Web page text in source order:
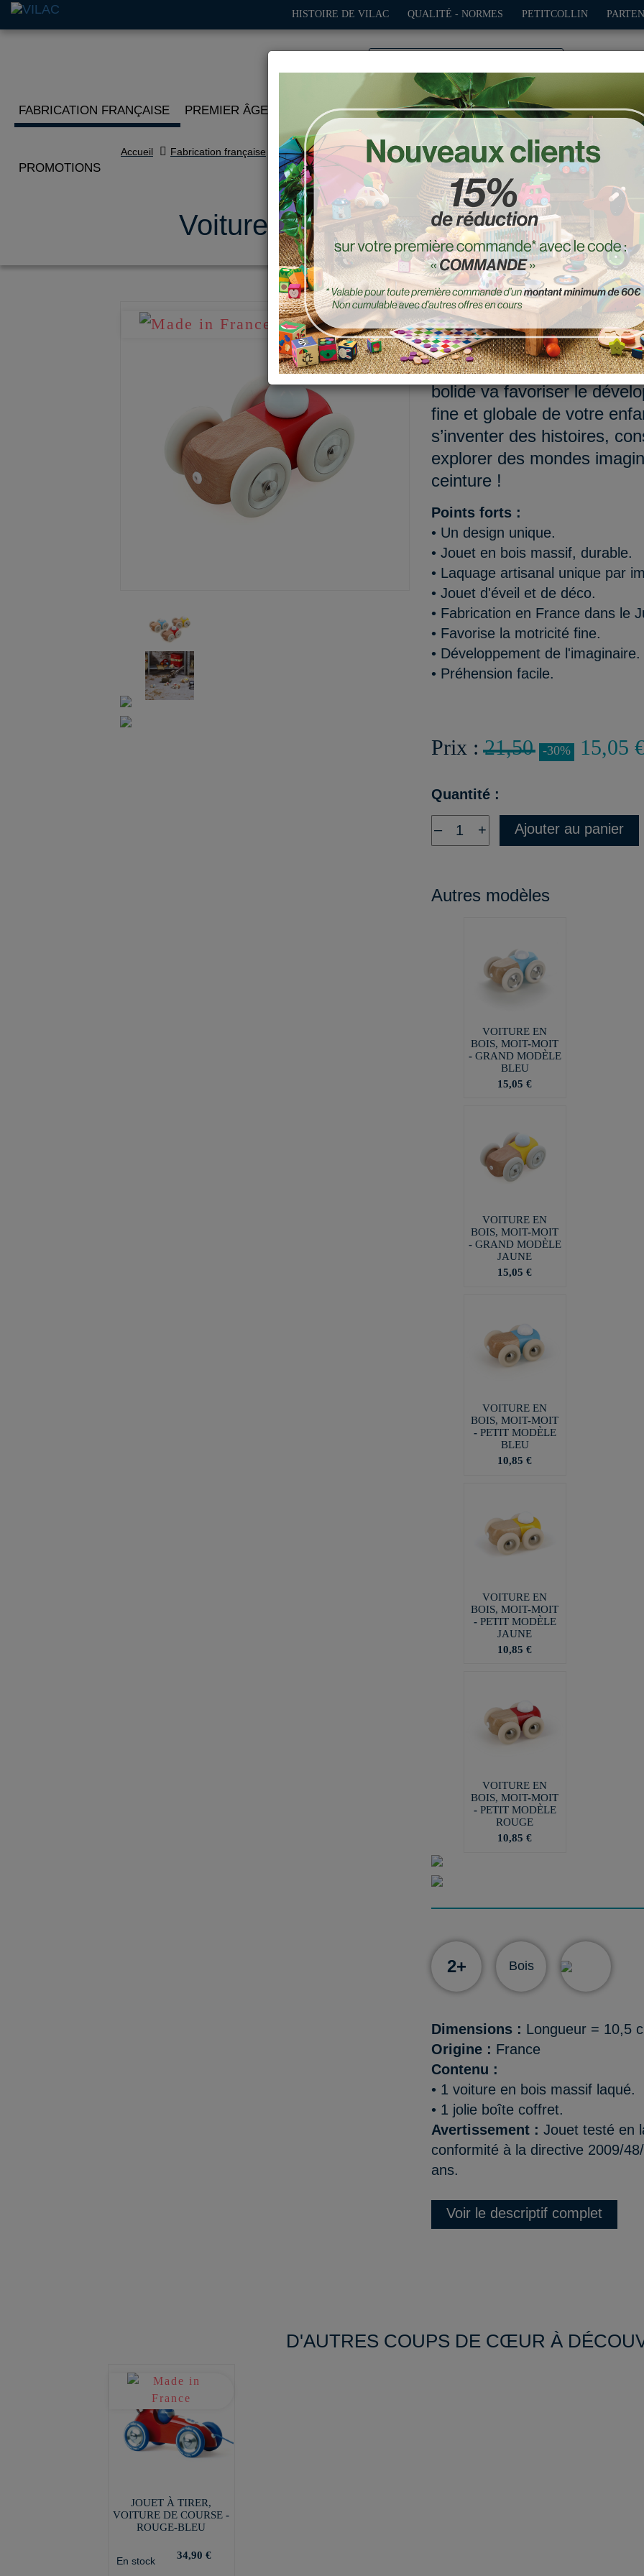
HISTOIRE DE VILAC QUALITÉ - NORMES PETITCOLLIN
FABRICATION FRANÇAISE PREMIER ÂGE IMITATION PLEIN AIR JEUX DÉCO-CADEAUX
PROMOTIONS
Accueil Fabrication française
Voiture en bois, Moit-moit - Grand
Réf. : 2312R
Prenez le volant de notre
couleurs acidulées et aux
bolide va favoriser le
fine et globale de votre
s’inventer des histoires,
explorer des mondes
ceinture !
Points forts :
• Un design unique.
• Jouet en bois massif, durable.
• Laquage artisanal unique par
• Jouet d'éveil et de déco.
• Fabrication en France dans le
• Favorise la motricité fine.
• Développement de l'imaginaire.
• Préhension facile.
Prix :21,50 -30% 15,05
Quantité :
– + Ajouter au panier
Autres modèles
VOITURE EN
BOIS, MOIT-MOIT
- GRAND MODÈLE
BLEU
15,05 €
VOITURE EN
BOIS, MOIT-MOIT
- GRAND MODÈLE
JAUNE
15,05 €
VOITURE EN
BOIS, MOIT-MOIT
- PETIT MODÈLE
BLEU
10,85 €
VOITURE EN
BOIS, MOIT-MOIT
- PETIT MODÈLE
JAUNE
10,85 €
VOITURE EN
BOIS, MOIT-MOIT
- PETIT MODÈLE
ROUGE
10,85 €
2+ Bois
Dimensions : Longueur = 10,5
Origine : France
Contenu :
• 1 voiture en bois massif laqué.
• 1 jolie boîte coffret.
Avertissement :Jouet testé en
conformité à la directive 2009/
ans.
Voir le descriptif complet
D'AUTRES COUPS DE CŒUR À
JOUET À TIRER,
VOITURE DE COURSE -
ROUGE-BLEU
En stock 34,90 €